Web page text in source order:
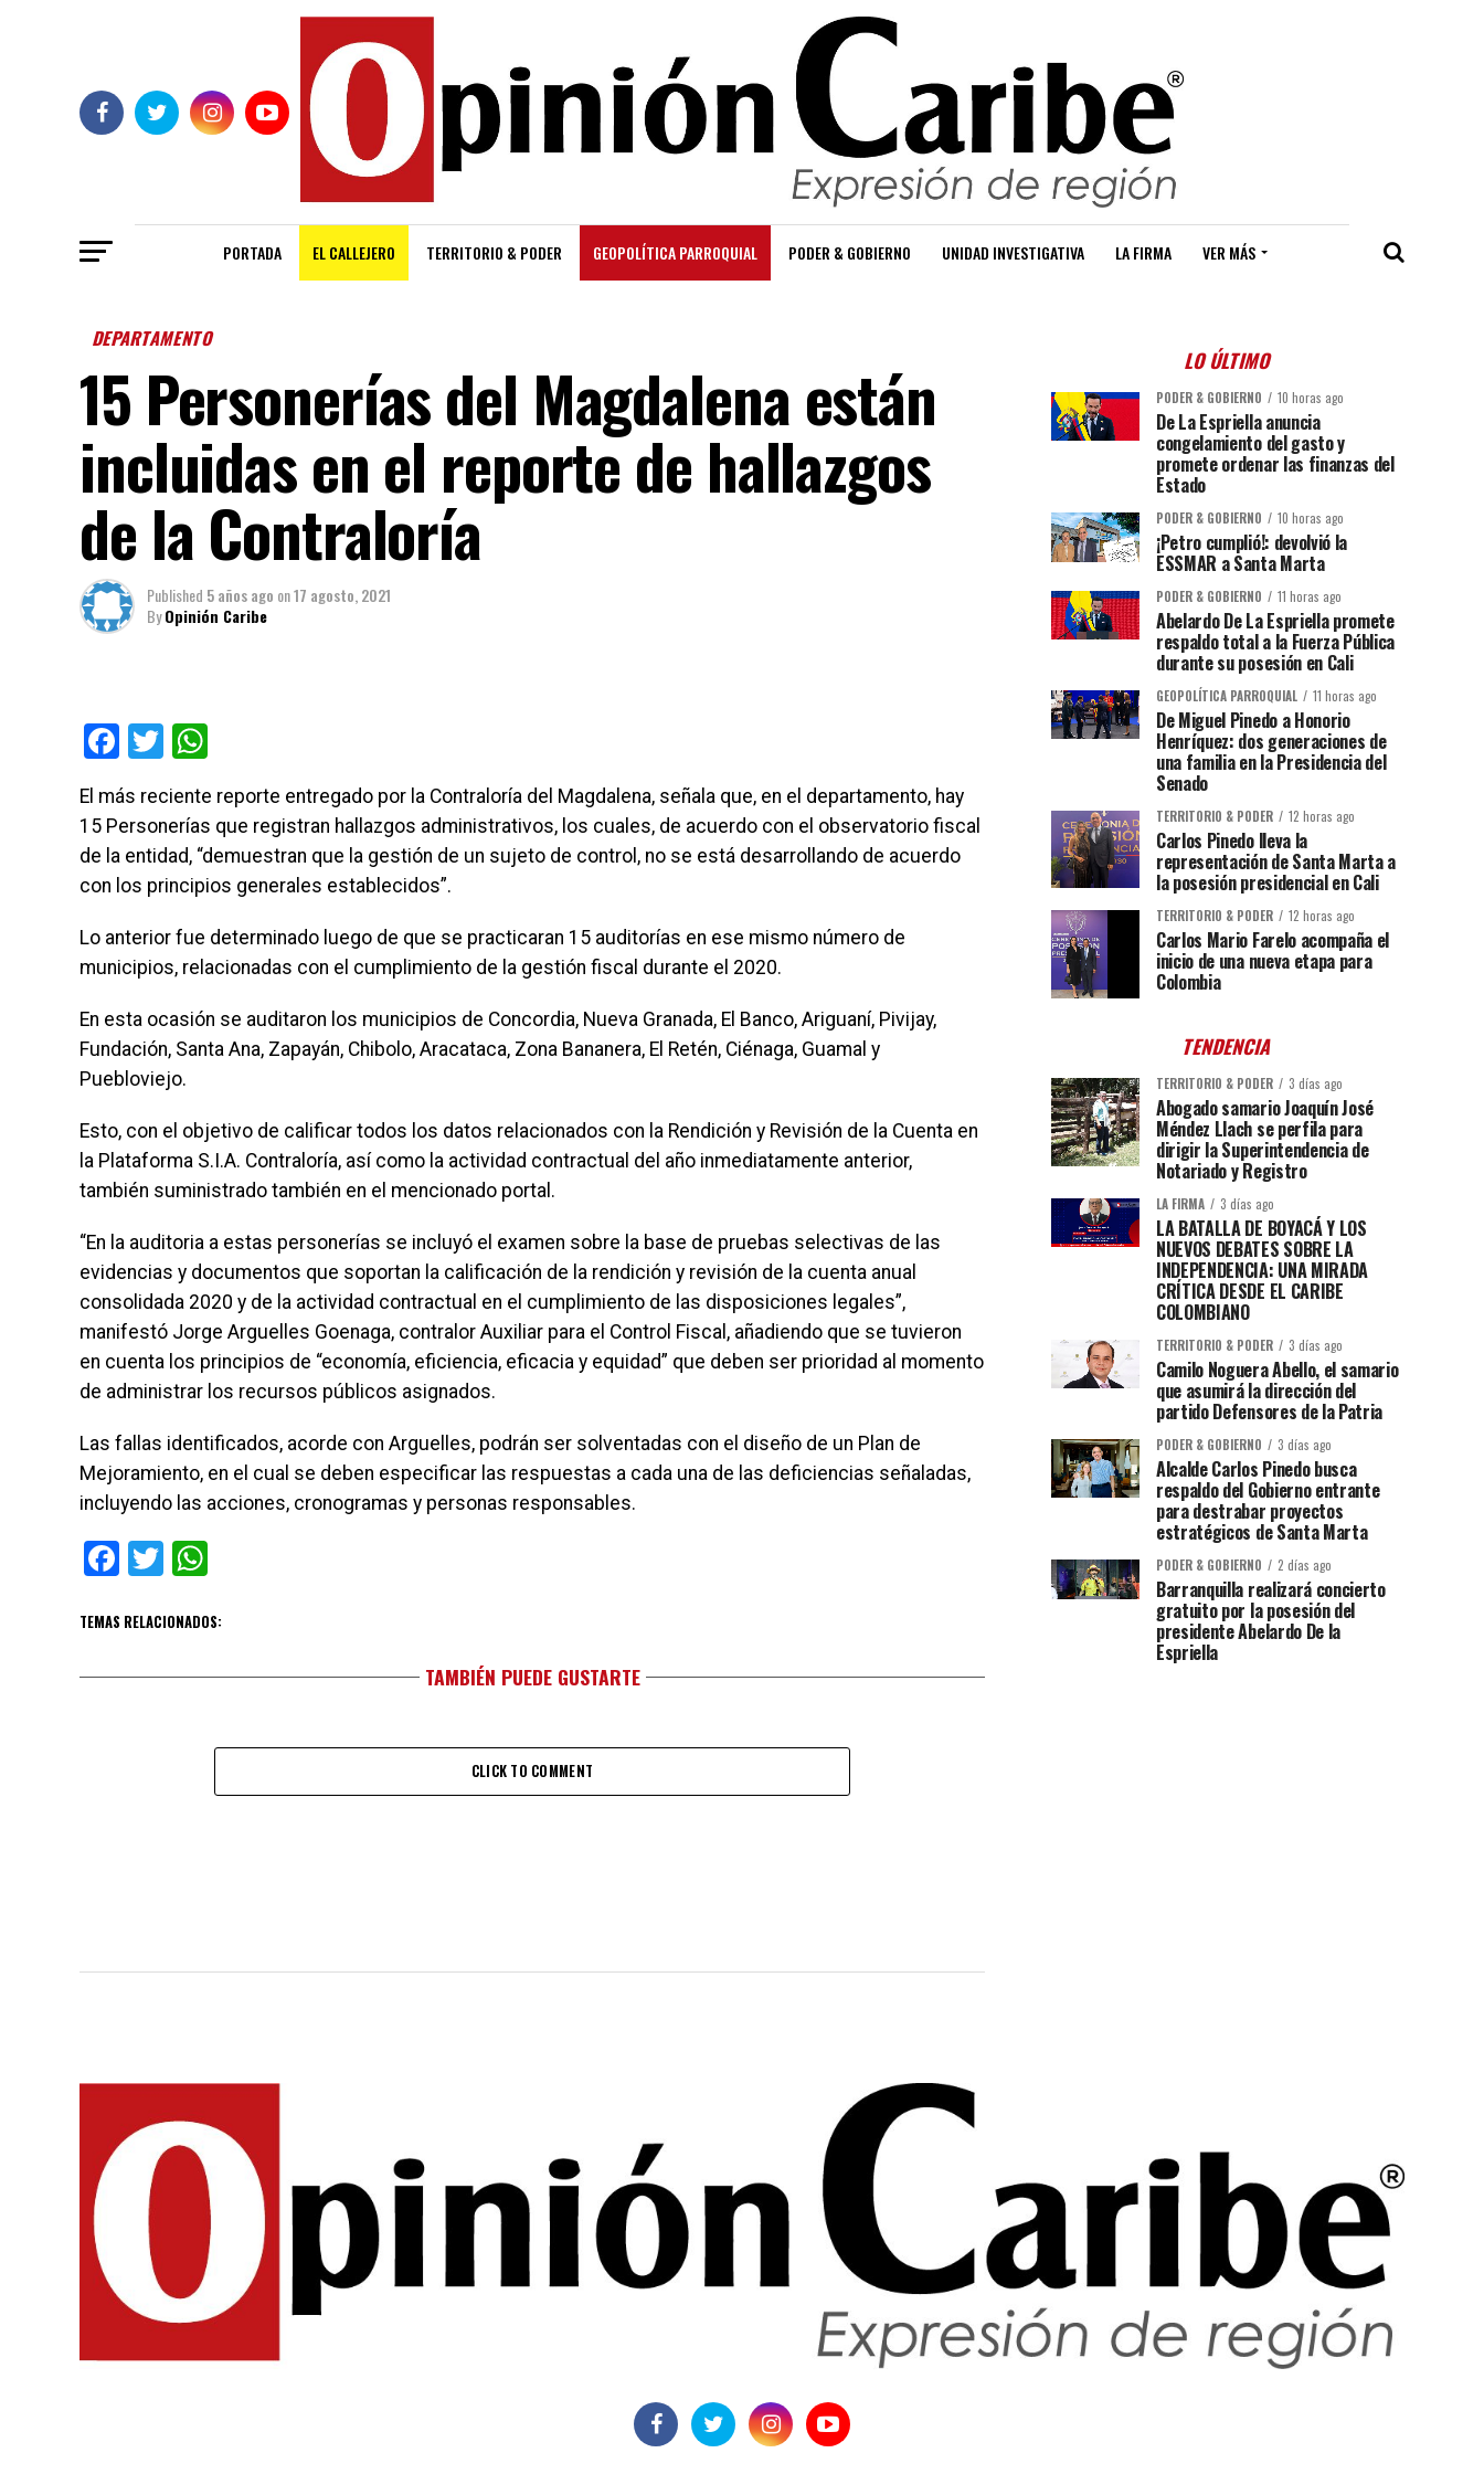
PORTADA EL CALLEJERO TERRITORIO & PODER GEOPOLÍTICA PARROQUIAL PODER & GOBIERNO UNIDAD INVESTIGATIVA LA FIRMA VER MÁS
DEPARTAMENTO
15 Personerías del Magdalena están
incluidas en el reporte de hallazgos
de la Contraloría
Published 5 años ago on17 agosto, 2021
ByOpinión Caribe
Facebook
Twitter
El más reciente reporte entregado por la Contraloría del Magdalena, señala que, en el departamento, hay
15 Personerías que registran hallazgos administrativos, los cuales, de acuerdo con el observatorio fiscal
de la entidad, “demuestran que la gestión de un sujeto de control, no se está desarrollando de acuerdo
con los principios generales establecidos”.
Lo anterior fue determinado luego de que se practicaran 15 auditorías en ese mismo número de
municipios, relacionadas con el cumplimiento de la gestión fiscal durante el 2020.
En esta ocasión se auditaron los municipios de Concordia, Nueva Granada, El Banco, Ariguaní, Pivijay,
Fundación, Santa Ana, Zapayán, Chibolo, Aracataca, Zona Bananera, El Retén, Ciénaga, Guamal y
Puebloviejo.
Esto, con el objetivo de calificar todos los datos relacionados con la Rendición y Revisión de la Cuenta en
la Plataforma S.I.A. Contraloría, así como la actividad contractual del año inmediatamente anterior,
también suministrado también en el mencionado portal.
“En la auditoria a estas personerías se incluyó el examen sobre la base de pruebas selectivas de las
evidencias y documentos que soportan la calificación de la rendición y revisión de la cuenta anual
consolidada 2020 y de la actividad contractual en el cumplimiento de las disposiciones legales”,
manifestó Jorge Arguelles Goenaga, contralor Auxiliar para el Control Fiscal, añadiendo que se tuvieron
en cuenta los principios de “economía, eficiencia, eficacia y equidad” que deben ser prioridad al momento
de administrar los recursos públicos asignados.
Las fallas identificados, acorde con Arguelles, podrán ser solventadas con el diseño de un Plan de
Mejoramiento, en el cual se deben especificar las respuestas a cada una de las deficiencias señaladas,
incluyendo las acciones, cronogramas y personas responsables.
Facebook
Twitter
TEMAS RELACIONADOS:
TAMBIÉN PUEDE GUSTARTE
CLICK TO COMMENT
LO ÚLTIMO
PODER & GOBIERNO 10 horas ago
De La Espriella anuncia
congelamiento del gasto y
promete ordenar las finanzas del
Estado
PODER & GOBIERNO 10 horas ago
¡Petro cumplió!: devolvió la
ESSMAR a Santa Marta
PODER & GOBIERNO 11 horas ago
Abelardo De La Espriella promete
respaldo total a la Fuerza Pública
durante su posesión en Cali
GEOPOLÍTICA PARROQUIAL 11 horas ago
De Miguel Pinedo a Honorio
Henríquez: dos generaciones de
una familia en la Presidencia del
Senado
TERRITORIO & PODER 12 horas ago
Carlos Pinedo lleva la
representación de Santa Marta a
la posesión presidencial en Cali
TERRITORIO & PODER 12 horas ago
Carlos Mario Farelo acompaña el
inicio de una nueva etapa para
Colombia
TENDENCIA
TERRITORIO & PODER 3 días ago
Abogado samario Joaquín José
Méndez Llach se perfila para
dirigir la Superintendencia de
Notariado y Registro
LA FIRMA 3 días ago
LA BATALLA DE BOYACÁ Y LOS
NUEVOS DEBATES SOBRE LA
INDEPENDENCIA: UNA MIRADA
CRÍTICA DESDE EL CARIBE
COLOMBIANO
TERRITORIO & PODER 3 días ago
Camilo Noguera Abello, el samario
que asumirá la dirección del
partido Defensores de la Patria
PODER & GOBIERNO 3 días ago
Alcalde Carlos Pinedo busca
respaldo del Gobierno entrante
para destrabar proyectos
estratégicos de Santa Marta
PODER & GOBIERNO 2 días ago
Barranquilla realizará concierto
gratuito por la posesión del
presidente Abelardo De la
Espriella